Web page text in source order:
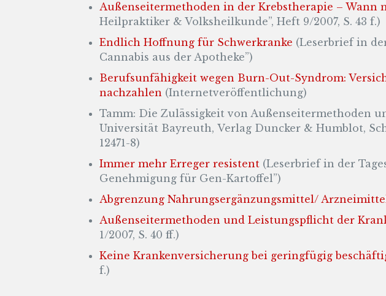
Außenseitermethoden in der Krebstherapie – Wann
Heilpraktiker & Volksheilkunde”, Heft 9/2007, S. 43 f.)
Endlich Hoffnung für Schwerkranke (Leserbrief in
Cannabis aus der Apotheke”)
Berufsunfähigkeit wegen Burn-Out-Syndrom:
nachzahlen (Internetveröffentlichung)
Tamm: Die Zulässigkeit von Außenseitermethoden
Universität Bayreuth, Verlag Duncker & Humblot,
12471-8)
Immer mehr Erreger resistent (Leserbrief in der
Genehmigung für Gen-Kartoffel”)
Abgrenzung Nahrungsergänzungsmittel/
Außenseitermethoden und Leistungspflicht der
1/2007, S. 40 ff.)
Keine Krankenversicherung bei geringfügig
f.)